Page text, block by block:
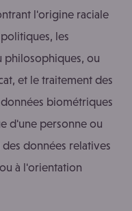
l'origine raciale
les
philosophiques, ou
et le traitement des
biométriques
d'une personne ou
données relatives
à l'orientation